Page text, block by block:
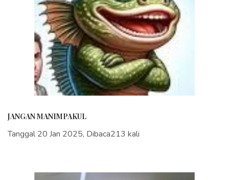
JANGAN MANIMPAKUL
Tanggal 20 Jan 2025, Dibaca213 kali